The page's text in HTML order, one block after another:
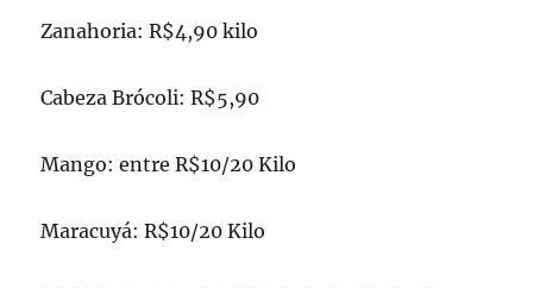
Zanahoria: R$4,90 kilo
Cabeza Brócoli: R$5,90
Mango: entre R$10/20 Kilo
Maracuyá: R$10/20 Kilo